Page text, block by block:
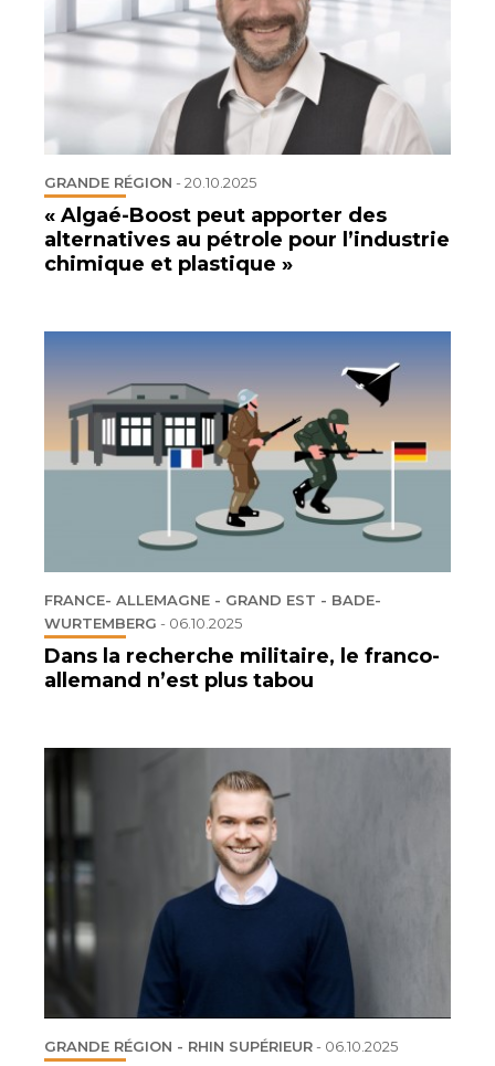
GRANDE RÉGION -20.10.2025
« Algaé-Boost peut apporter des
alternatives au pétrole pour l’industrie
chimique et plastique »
FRANCE- ALLEMAGNE - GRAND EST - BADE-
WURTEMBERG - 06.10.2025
Dans la recherche militaire, le franco-
allemand n’est plus tabou
GRANDE RÉGION - RHIN SUPÉRIEUR- 06.10.2025